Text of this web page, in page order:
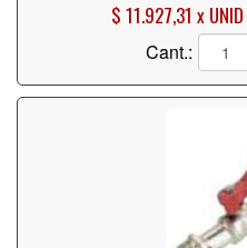
$ 11.927,31 x UNID
Cant.: